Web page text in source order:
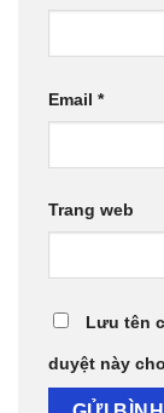
Email *
Trang web
Lưu tên
duyệt này